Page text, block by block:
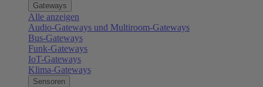
Gateways
Alle anzeigen
Audio-Gateways und Multiroom-Gateways
Bus-Gateways
Funk-Gateways
IoT-Gateways
Klima-Gateways
Sensoren